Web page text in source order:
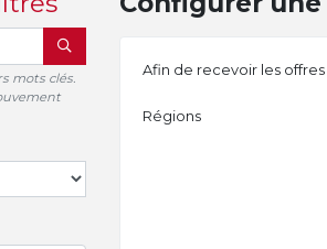
RECHERCHER
mots clés.
Afin de recevoir les
Régions